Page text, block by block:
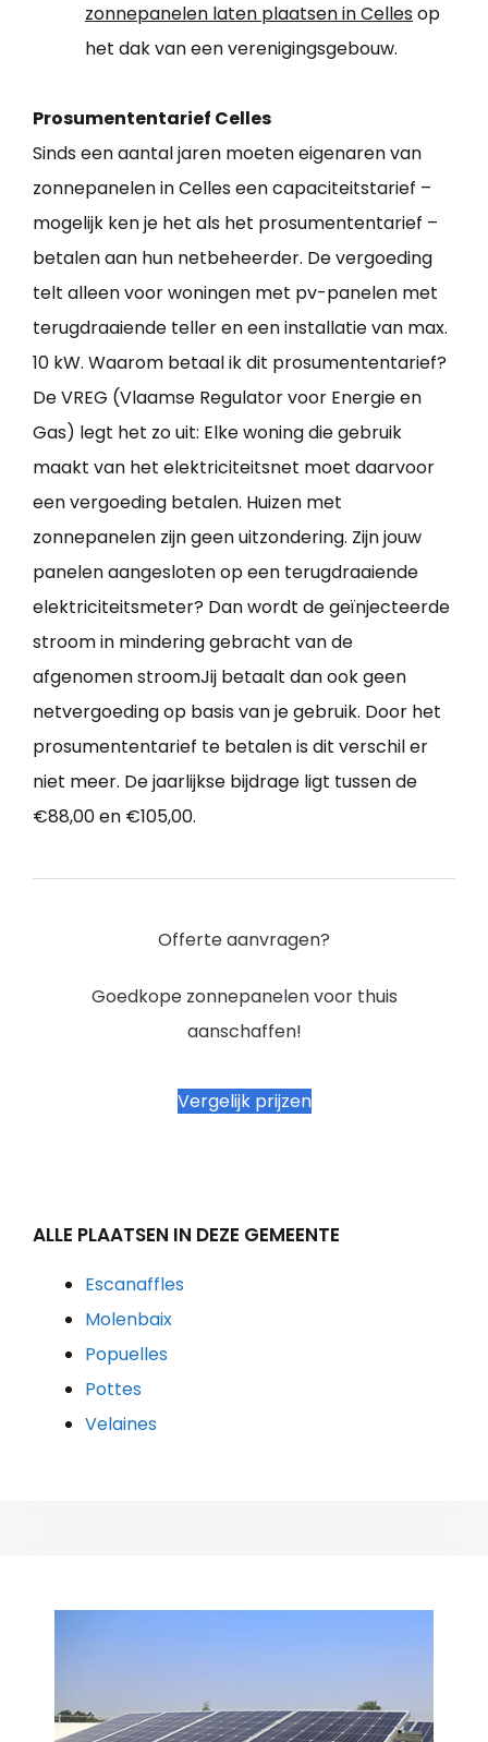
zonnepanelen laten plaatsen in Cellesop
het dak van een verenigingsgebouw.
Prosumententarief Celles
Sinds een aantal jaren moeten eigenaren van
zonnepanelen in Celles een capaciteitstarief –
mogelijk ken je het als het prosumententarief –
betalen aan hun netbeheerder. De vergoeding
telt alleen voor woningen met pv-panelen met
terugdraaiende teller en een installatie van max.
10 kW. Waarom betaal ik dit prosumententarief?
De VREG (Vlaamse Regulator voor Energie en
Gas) legt het zo uit: Elke woning die gebruik
maakt van het elektriciteitsnet moet daarvoor
een vergoeding betalen. Huizen met
zonnepanelen zijn geen uitzondering. Zijn jouw
panelen aangesloten op een terugdraaiende
elektriciteitsmeter? Dan wordt de geïnjecteerde
stroom in mindering gebracht van de
afgenomen stroomJij betaalt dan ook geen
netvergoeding op basis van je gebruik. Door het
prosumententarief te betalen is dit verschil er
niet meer. De jaarlijkse bijdrage ligt tussen de
€88,00 en €105,00.
Offerte aanvragen?
Goedkope zonnepanelen voor thuis
aanschaffen!
Vergelijk prijzen
ALLE PLAATSEN IN DEZE GEMEENTE
Escanaffles
Molenbaix
Popuelles
Pottes
Velaines